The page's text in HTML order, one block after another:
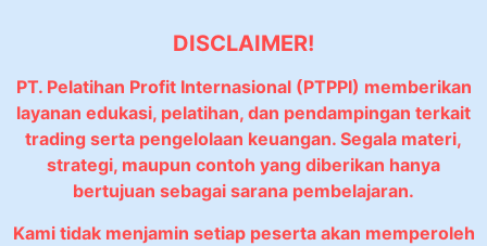
DISCLAIMER!
PT. Pelatihan Profit Internasional (PTPPI) memberikan
layanan edukasi, pelatihan, dan pendampingan terkait
trading serta pengelolaan keuangan. Segala materi,
strategi, maupun contoh yang diberikan hanya
bertujuan sebagai sarana pembelajaran.
Kami tidak menjamin setiap peserta akan memperoleh